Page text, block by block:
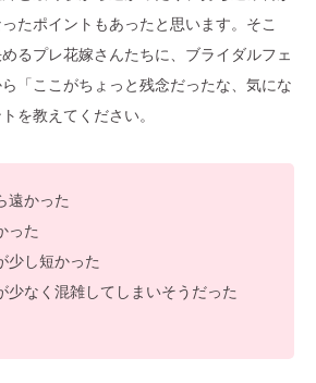
たポイントもあったと思います。そこ
るプレ花嫁さんたちに、ブライダルフェ
「ここがちょっと残念だったな、気にな
を教えてください。
遠かった
った
少し短かった
少なく混雑してしまいそうだった